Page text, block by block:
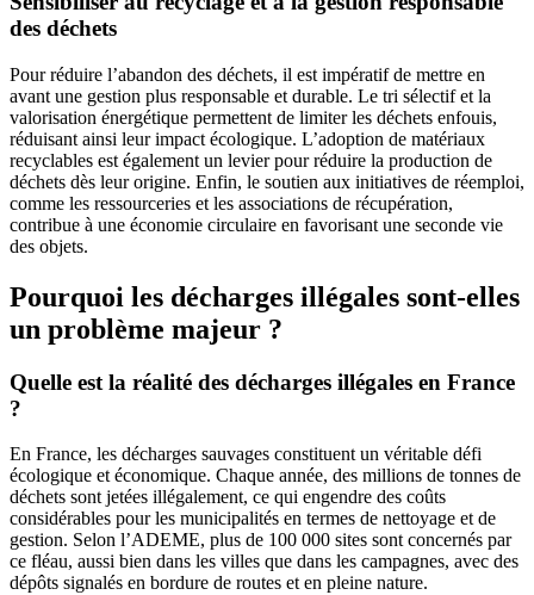
des déchets
Pour réduire l’abandon des déchets, il est impératif de mettre en
avant une gestion plus responsable et durable. Le tri sélectif et la
valorisation énergétique permettent de limiter les déchets enfouis,
réduisant ainsi leur impact écologique. L’adoption de matériaux
recyclables est également un levier pour réduire la production de
déchets dès leur origine. Enfin, le soutien aux initiatives de réemploi,
comme les ressourceries et les associations de récupération,
contribue à une économie circulaire en favorisant une seconde vie
des objets.
Pourquoi les décharges illégales sont-elles
un problème majeur ?
Quelle est la réalité des décharges illégales en France
?
En France, les décharges sauvages constituent un véritable défi
écologique et économique. Chaque année, des millions de tonnes de
déchets sont jetées illégalement, ce qui engendre des coûts
considérables pour les municipalités en termes de nettoyage et de
gestion. Selon l’ADEME, plus de 100 000 sites sont concernés par
ce fléau, aussi bien dans les villes que dans les campagnes, avec des
dépôts signalés en bordure de routes et en pleine nature.